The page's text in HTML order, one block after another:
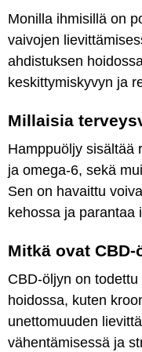
Monilla ihmisillä on
vaivojen
ahdistuksen
keskittymiskyvyn ja
Millaisia
Hamppuöljy sisältää
ja omega-6, sekä
Sen on havaittu
kehossa ja parantaa
Mitkä ovat
CBD-öljyn on
hoidossa, kuten
unettomuuden
vähentämisessä ja